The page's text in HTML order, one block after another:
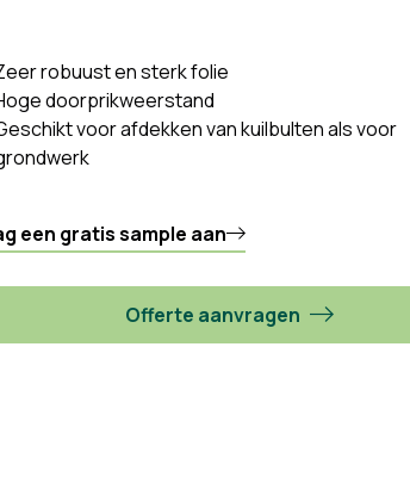
robuust en sterk folie
doorprikweerstand
voor afdekken van kuilbulten als voor
een gratis sample aan
Offerte aanvragen